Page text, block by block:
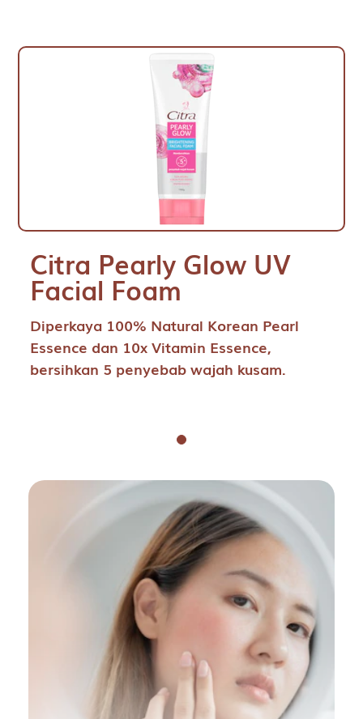
Citra Pearly Glow UV
Facial Foam
Diperkaya 100% Natural Korean Pearl
Essence dan 10x Vitamin Essence,
bersihkan 5 penyebab wajah kusam.